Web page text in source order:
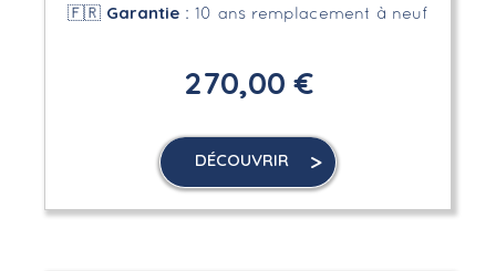
🇫🇷 Garantie: 10 ans remplacement à neuf
270,00 €
DÉCOUVRIR